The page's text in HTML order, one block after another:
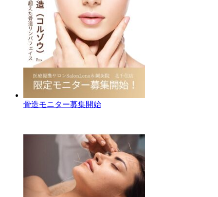
骨造モニター募集開始